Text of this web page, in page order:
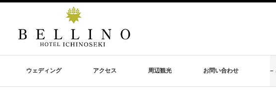
ウェディング アクセス 周辺観光 お問い合わせ –